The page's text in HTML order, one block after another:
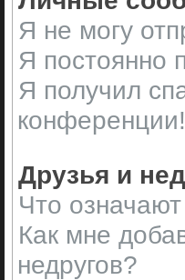
Я не могу
Я постоянно
Я получил
конференции!
Друзья и
Что
Как мне
недругов?